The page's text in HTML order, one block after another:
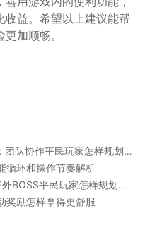
收益。希望以上建议能帮
加顺畅。
协作平民玩家怎样规划回归版
循环和操作节奏解析
平民玩家怎样规划回归版
奖励怎样拿得更舒服